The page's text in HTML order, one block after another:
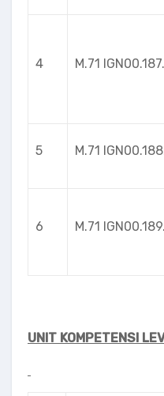
4 M.71
5 M.71
6 M.71
UNIT KOMPETENSI